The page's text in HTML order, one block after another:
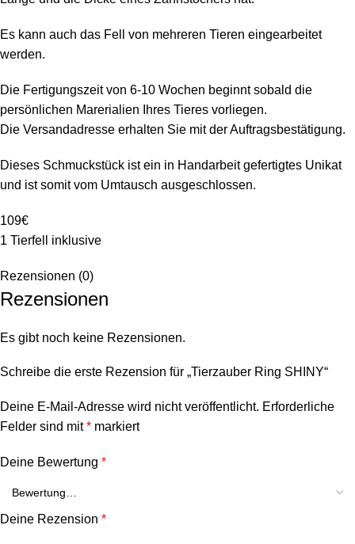
Es kann auch das Fell von mehreren Tieren eingearbeitet
werden.
Die Fertigungszeit von 6-10 Wochen beginnt sobald die
persönlichen Marerialien Ihres Tieres vorliegen.
Die Versandadresse erhalten Sie mit der Auftragsbestätigung.
Dieses Schmuckstück ist ein in Handarbeit gefertigtes Unikat
und ist somit vom Umtausch ausgeschlossen.
109€
1 Tierfell inklusive
Rezensionen (0)
Rezensionen
Es gibt noch keine Rezensionen.
Schreibe die erste Rezension für „Tierzauber Ring SHINY“
Deine E-Mail-Adresse wird nicht veröffentlicht. Erforderliche
Felder sind mit* markiert
Deine Bewertung *
Deine Rezension *